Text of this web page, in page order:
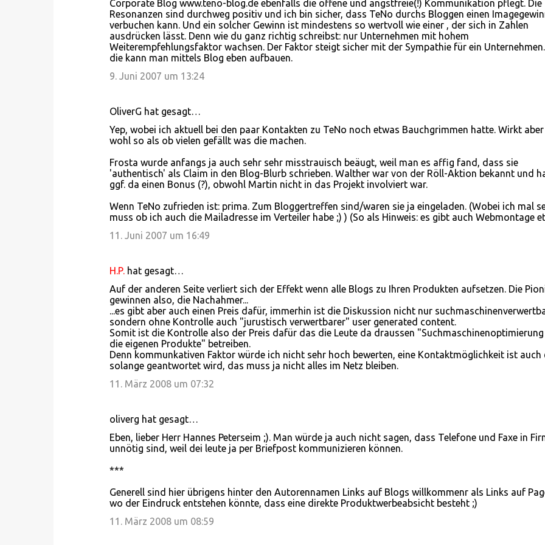
Corporate Blog www.teno-blog.de ebenfalls die offene und angstfreie(!) Kommunikation pflegt. Die
Resonanzen sind durchweg positiv und ich bin sicher, dass TeNo durchs Bloggen einen
verbuchen kann. Und ein solcher Gewinn ist mindestens so wertvoll wie einer , der sich in Zahlen
ausdrücken lässt. Denn wie du ganz richtig schreibst: nur Unternehmen mit hohem
Weiterempfehlungsfaktor wachsen. Der Faktor steigt sicher mit der Sympathie für ein
die kann man mittels Blog eben aufbauen.
9. Juni 2007 um 13:24
OliverG hat gesagt…
Yep, wobei ich aktuell bei den paar Kontakten zu TeNo noch etwas Bauchgrimmen hatte. Wirkt aber
wohl so als ob vielen gefällt was die machen.
Frosta wurde anfangs ja auch sehr sehr misstrauisch beäugt, weil man es affig fand, dass sie
'authentisch' als Claim in den Blog-Blurb schrieben. Walther war von der Röll-Aktion bekannt und
ggf. da einen Bonus (?), obwohl Martin nicht in das Projekt involviert war.
Wenn TeNo zufrieden ist: prima. Zum Bloggertreffen sind/waren sie ja eingeladen. (Wobei ich mal
muss ob ich auch die Mailadresse im Verteiler habe ;) ) (So als Hinweis: es gibt auch Webmontage
11. Juni 2007 um 16:49
H.P.hat gesagt…
Auf der anderen Seite verliert sich der Effekt wenn alle Blogs zu Ihren Produkten aufsetzen. Die
gewinnen also, die Nachahmer...
...es gibt aber auch einen Preis dafür, immerhin ist die Diskussion nicht nur
sondern ohne Kontrolle auch "jurustisch verwertbarer" user generated content.
Somit ist die Kontrolle also der Preis dafür das die Leute da draussen
die eigenen Produkte" betreiben.
Denn kommunkativen Faktor würde ich nicht sehr hoch bewerten, eine Kontaktmöglichkeit ist auch
solange geantwortet wird, das muss ja nicht alles im Netz bleiben.
11. März 2008 um 07:32
oliverg hat gesagt…
Eben, lieber Herr Hannes Peterseim ;). Man würde ja auch nicht sagen, dass Telefone und Faxe in
unnötig sind, weil dei leute ja per Briefpost kommunizieren können.
***
Generell sind hier übrigens hinter den Autorennamen Links auf Blogs willkommenr als Links auf
wo der Eindruck entstehen könnte, dass eine direkte Produktwerbeabsicht besteht ;)
11. März 2008 um 08:59